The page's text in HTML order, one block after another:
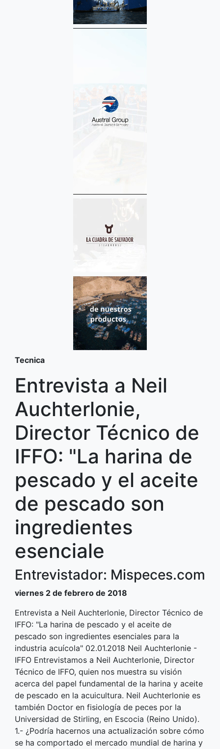
Tecnica
Entrevista a Neil
Auchterlonie,
Director Técnico de
IFFO: "La harina de
pescado y el aceite
de pescado son
ingredientes
esenciale
Entrevistador: Mispeces.com
viernes 2 de febrero de 2018
Entrevista a Neil Auchterlonie, Director Técnico de
IFFO: "La harina de pescado y el aceite de
pescado son ingredientes esenciales para la
industria acuícola" 02.01.2018 Neil Auchterlonie -
IFFO Entrevistamos a Neil Auchterlonie, Director
Técnico de IFFO, quien nos muestra su visión
acerca del papel fundamental de la harina y aceite
de pescado en la acuicultura. Neil Auchterlonie es
también Doctor en fisiología de peces por la
Universidad de Stirling, en Escocia (Reino Unido).
1.- ¿Podría hacernos una actualización sobre cómo
se ha comportado el mercado mundial de harina y